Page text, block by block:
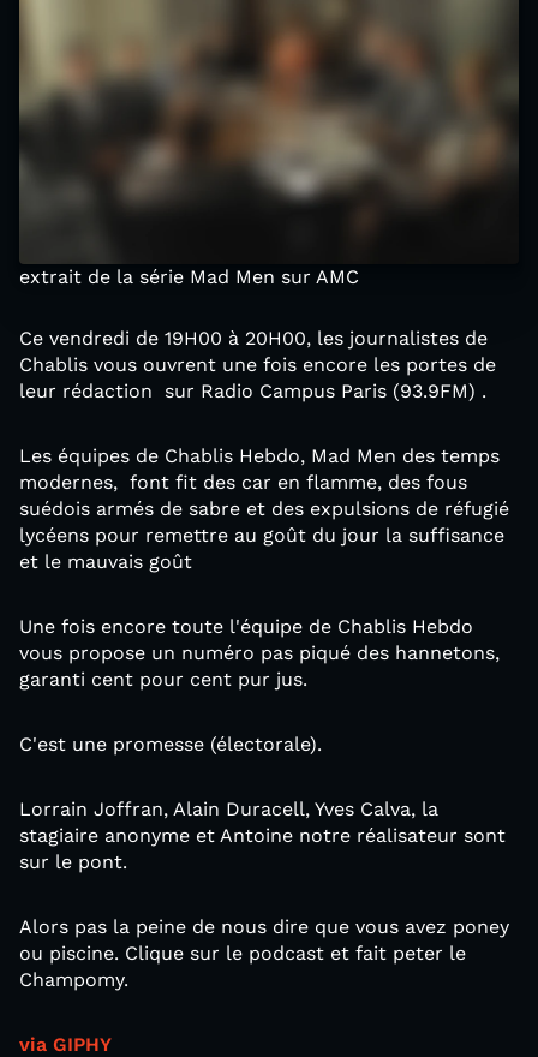
extrait de la série Mad Men sur AMC
Ce vendredi de 19H00 à 20H00, les journalistes de
Chablis vous ouvrent une fois encore les portes de
leur rédaction sur Radio Campus Paris (93.9FM)​ .
Les équipes de Chablis Hebdo, Mad Men des temps
modernes, font fit des car en flamme, des fous
suédois armés de sabre et des expulsions de réfugié
lycéens pour remettre au goût du jour la suffisance
et le mauvais goût
Une fois encore toute l'équipe de Chablis Hebdo
vous propose un numéro pas piqué des hannetons,
garanti cent pour cent pur jus.
C'est une promesse (électorale).
Lorrain Joffran, Alain Duracell, Yves Calva, la
stagiaire anonyme et Antoine notre réalisateur sont
sur le pont.
Alors pas la peine de nous dire que vous avez poney
ou piscine. Clique sur le podcast et fait peter le
Champomy.
via GIPHY